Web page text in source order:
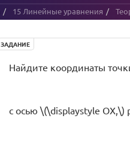
15 Линейные уравнения
ЗАДАНИЕ
Найдите координаты
с осью \(\displaystyle